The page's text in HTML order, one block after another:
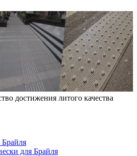
достижения литого качества
для Брайля